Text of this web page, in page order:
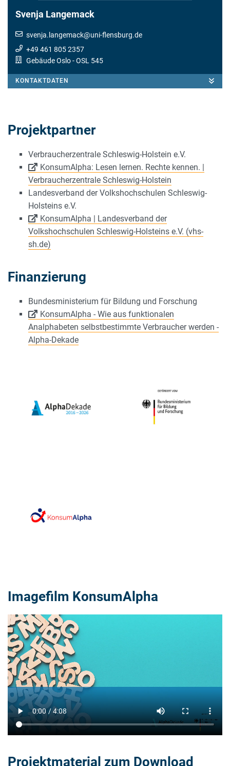
Svenja Langemack
svenja.langemack@uni-flensburg.de
+49 461 805 2357
Gebäude Oslo- OSL 545
KONTAKTDATEN
Projektpartner
Verbraucherzentrale Schleswig-Holstein e.V.
KonsumAlpha: Lesen lernen. Rechte kennen. |
Verbraucherzentrale Schleswig-Holstein
Landesverband der Volkshochschulen Schleswig-
Holsteins e.V.
KonsumAlpha | Landesverband der
Volkshochschulen Schleswig-Holsteins e.V. (vhs-
sh.de)
Finanzierung
Bundesministerium für Bildung und Forschung
KonsumAlpha - Wie aus funktionalen
Analphabeten selbstbestimmte Verbraucher werden -
Alpha-Dekade
Imagefilm KonsumAlpha
Projektmaterial zum Download